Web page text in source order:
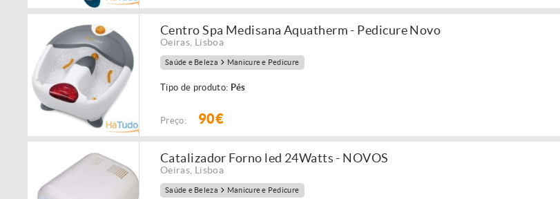
Centro Spa Medisana Aquatherm - Pedicure Novo
Oeiras Lisboa
Saúde e Beleza Manicure e Pedicure
Tipo de produto: Pés
Preço: 90€
Catalizador Forno led 24Watts - NOVOS
Oeiras Lisboa
Saúde e Beleza Manicure e Pedicure